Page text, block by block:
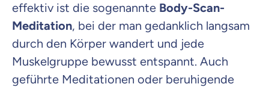
effektiv ist die sogenannte Body-Scan-
Meditation, bei der man gedanklich langsam
durch den Körper wandert und jede
Muskelgruppe bewusst entspannt. Auch
geführte Meditationen oder beruhigende